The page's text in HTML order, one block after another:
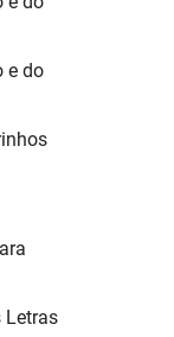
e do
Letras